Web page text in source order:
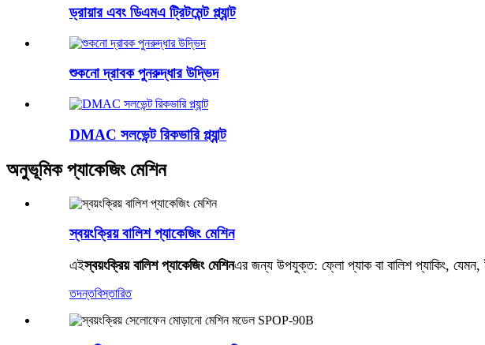
ড্রায়ার এবং ডিএমএ ট্রিটমেন্ট প্ল্যান্ট
শুকনো দ্রাবক পুনরুদ্ধার উদ্ভিদ
DMAC সলভেন্ট রিকভারি প্ল্যান্ট
অনুভূমিক প্যাকেজিং মেশিন
স্বয়ংক্রিয় বালিশ প্যাকেজিং মেশিন
এইস্বয়ংক্রিয় বালিশ প্যাকেজিং মেশিনএর জন্য উপযুক্ত: ফ্লো প্যাক বা বালিশ প্যাকিং, যেমন,
তদন্তবিস্তারিত